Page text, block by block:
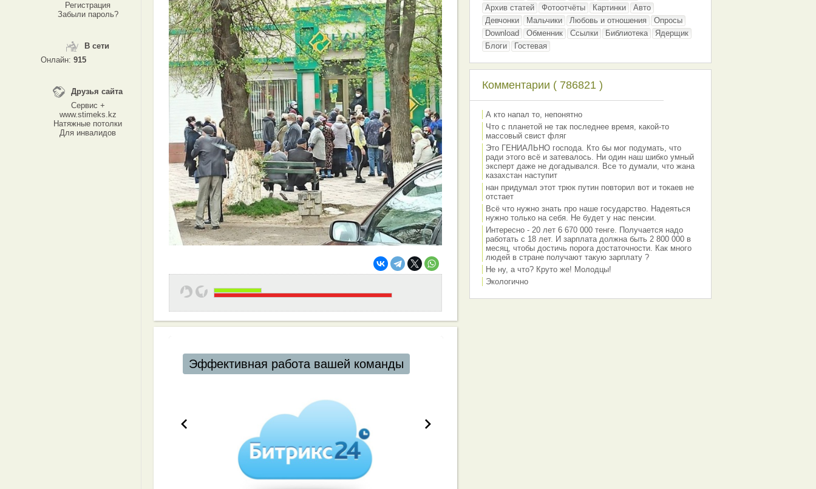
Регистрация
Забыли пароль?
В сети
Онлайн: 915
Друзья сайта
Сервис +
www.stimeks.kz
Натяжные потолки
Для инвалидов
Эффективная работа вашей команды
Архив статей
Фотоотчёты Картинки
Авто
Девчонки
Мальчики Любовь и отношения
Опросы
Download
Обменник Ссылки Библиотека
Ядерщик
Блоги
Гостевая
Комментарии ( 786821 )
А кто напал то, непонятно
Что с планетой не так последнее время, какой-то
массовый свист фляг
Это ГЕНИАЛЬНО господа. Кто бы мог подумать, что
ради этого всё и затевалось. Ни один наш шибко умный
эксперт даже не догадывался. Все то думали, что жана
казахстан наступит
нан придумал этот трюк путин повторил вот и токаев не
отстает
Всё что нужно знать про наше государство. Надеяться
нужно только на себя. Не будет у нас пенсии.
Интересно - 20 лет 6 670 000 тенге. Получается надо
работать с 18 лет. И зарплата должна быть 2 800 000 в
месяц, чтобы достичь порога достаточности. Как много
людей в стране получают такую зарплату ?
Не ну, а что? Круто же! Молодцы!
Экологично